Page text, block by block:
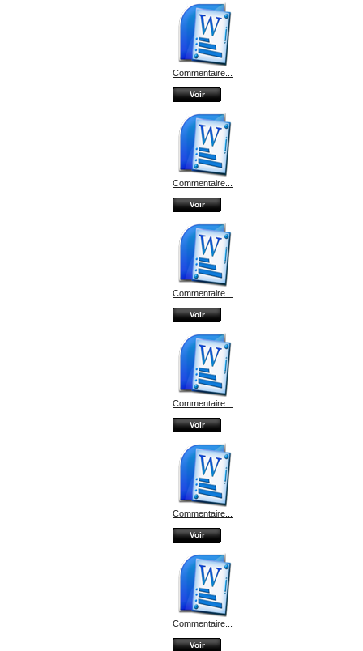
Commentaire...
Voir
Commentaire...
Voir
Commentaire...
Voir
Commentaire...
Voir
Commentaire...
Voir
Commentaire...
Voir